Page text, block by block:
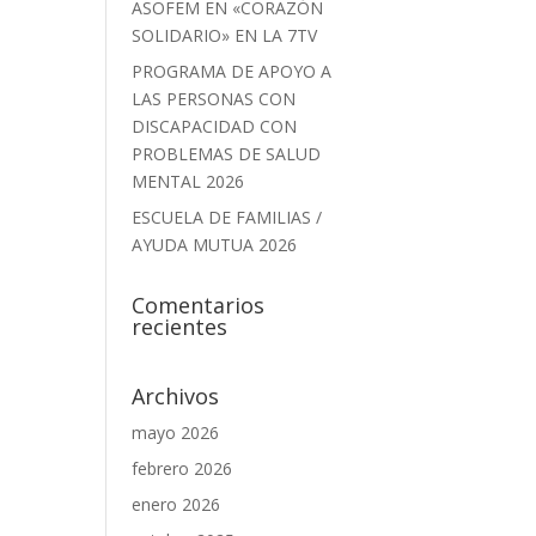
ASOFEM EN «CORAZÓN
SOLIDARIO» EN LA 7TV
PROGRAMA DE APOYO A
LAS PERSONAS CON
DISCAPACIDAD CON
PROBLEMAS DE SALUD
MENTAL 2026
ESCUELA DE FAMILIAS /
AYUDA MUTUA 2026
Comentarios
recientes
Archivos
mayo 2026
febrero 2026
enero 2026